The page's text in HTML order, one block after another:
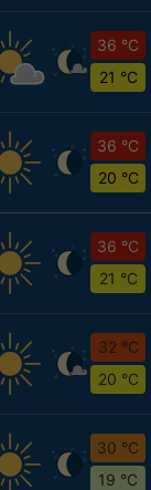
36 °C
21 °C
36 °C
20 °C
36 °C
21 °C
32 °C
20 °C
30 °C
19 °C